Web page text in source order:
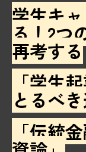
学生キ
る！2つ
再考する
「学生
とるべき
「伝統